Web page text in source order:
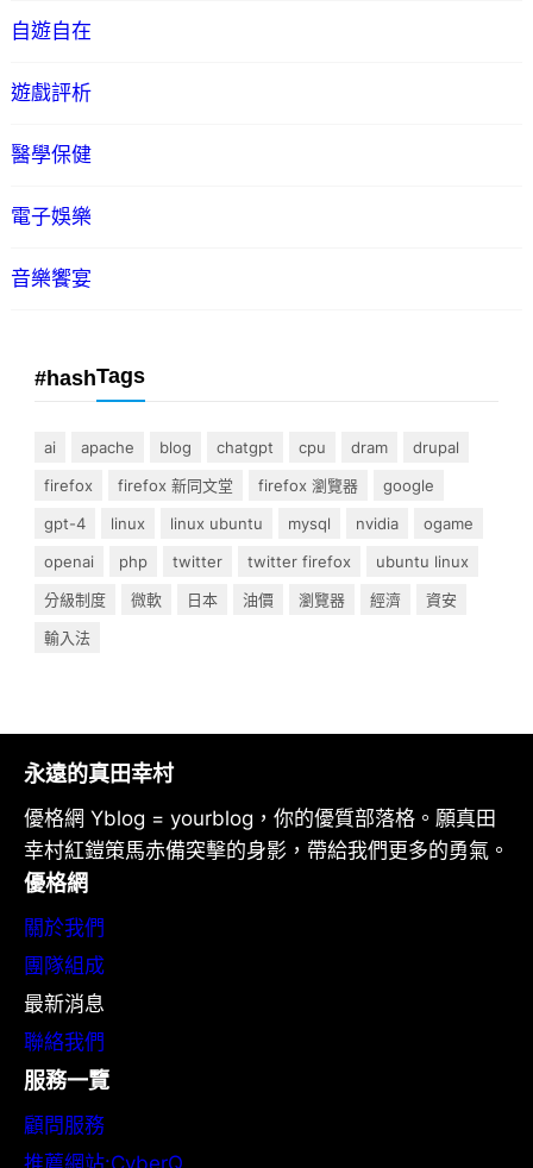
自遊自在
遊戲評析
醫學保健
電子娛樂
音樂饗宴
#hashTags
ai apache blog chatgpt cpu dram
drupal
firefox
firefox 新同文堂 firefox 瀏覽器
google
gpt-4
linux linux ubuntu mysql nvidia
ogame
openai
php twitter twitter firefox
ubuntu linux
分級制度
微軟 日本 油價 瀏覽器 經濟
資安
輸入法
永遠的真田幸村
優格網 Yblog = yourblog，你的優質部落格。願真田
幸村紅鎧策馬赤備突擊的身影，帶給我們更多的勇氣。
優格網
關於我們
團隊組成
最新消息
聯絡我們
服務一覽
顧問服務
推薦網站:CyberQ